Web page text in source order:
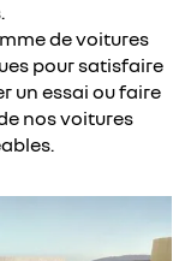
de voitures
pour satisfaire
un essai ou faire
nos voitures